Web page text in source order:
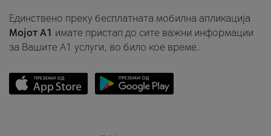
Единствено преку бесплатната мобилна апликација
Мојот A1 имате пристап до сите важни информации
за Вашите A1 услуги, во било кое време.